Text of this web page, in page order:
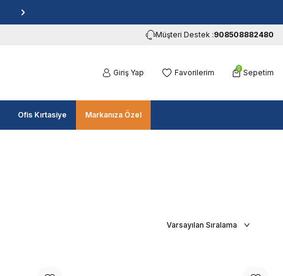
Müşteri Destek :908508882480
Giriş Yap Favorilerim 0 Sepetim
Ofis Kırtasiye Markanıza Özel